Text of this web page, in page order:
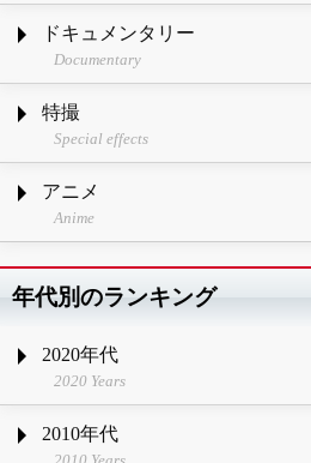
ドキュメンタリー
Documentary
特撮
Special effects
アニメ
Anime
年代別のランキング
2020年代
2020 Years
2010年代